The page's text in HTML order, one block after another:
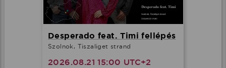
Desperado feat. Timi fellépés
Szolnok, Tiszaliget strand
2026.08.21 15:00 UTC+2